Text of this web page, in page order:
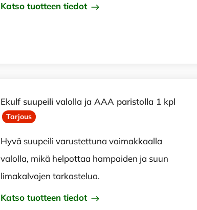
Katso tuotteen tiedot
Ekulf suupeili valolla ja AAA paristolla 1 kpl
Tarjous
Hyvä suupeili varustettuna voimakkaalla
valolla, mikä helpottaa hampaiden ja suun
limakalvojen tarkastelua.
Katso tuotteen tiedot